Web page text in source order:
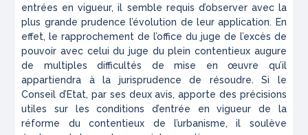
entrées en vigueur, il semble requis d’observer avec la
plus grande prudence l’évolution de leur application. En
effet, le rapprochement de l’office du juge de l’excès de
pouvoir avec celui du juge du plein contentieux augure
de multiples difficultés de mise en œuvre qu’il
appartiendra à la jurisprudence de résoudre. Si le
Conseil d’Etat, par ses deux avis, apporte des précisions
utiles sur les conditions d’entrée en vigueur de la
réforme du contentieux de l’urbanisme, il soulève